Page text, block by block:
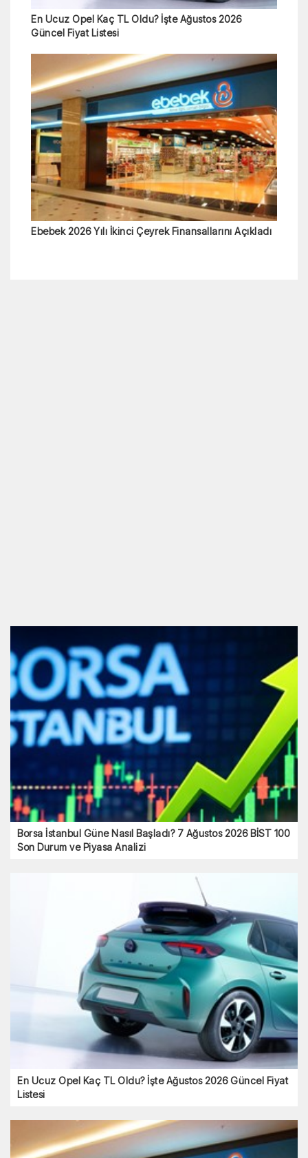
En Ucuz Opel Kaç TL Oldu? İşte Ağustos 2026
Güncel Fiyat Listesi
Ebebek 2026 Yılı İkinci Çeyrek Finansallarını Açıkladı
Borsa İstanbul Güne Nasıl Başladı? 7 Ağustos 2026 BİST 100
Son Durum ve Piyasa Analizi
En Ucuz Opel Kaç TL Oldu? İşte Ağustos 2026 Güncel Fiyat
Listesi